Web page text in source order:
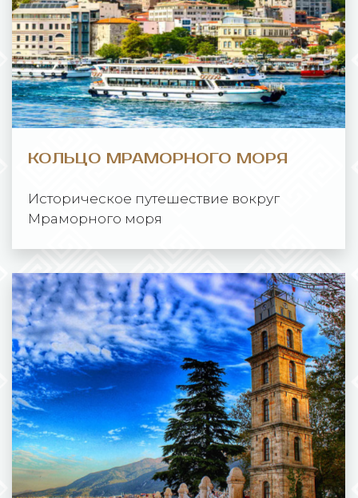
КОЛЬЦО МРАМОРНОГО МОРЯ
Историческое путешествие вокруг
Мраморного моря